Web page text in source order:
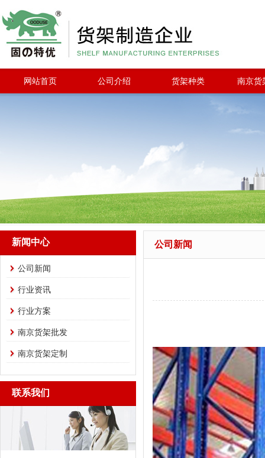
网站首页 公司介绍 货架种类 南京货
新闻中心
公司新闻
行业资讯
行业方案
南京货架批发
南京货架定制
联系我们
公司新闻